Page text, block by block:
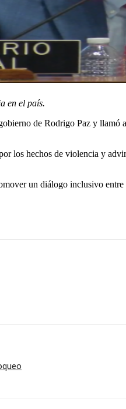
en el país.
de Rodrigo Paz y
los hechos de violencia y
un diálogo inclusivo